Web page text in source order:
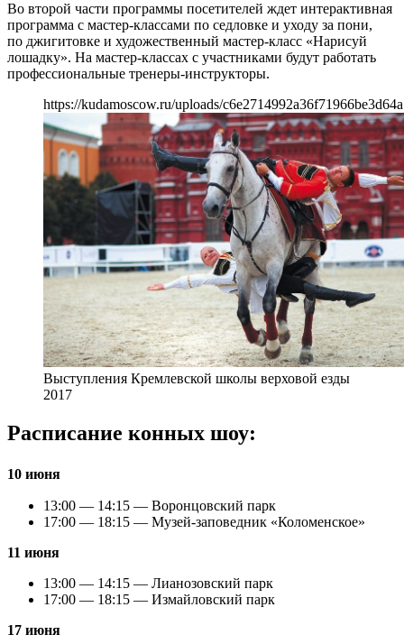
Во второй части программы посетителей ждет интерактивная
программа с мастер-классами по седловке и уходу за пони,
по джигитовке и художественный мастер-класс «Нарисуй
лошадку». На мастер-классах с участниками будут работать
профессиональные тренеры-инструкторы.
https://kudamoscow.ru/uploads/
Выступления Кремлевской школы верховой езды
2017
Расписание конных шоу:
10 июня
13:00 — 14:15 — Воронцовский парк
17:00 — 18:15 — Музей-заповедник «Коломенское»
11 июня
13:00 — 14:15 — Лианозовский парк
17:00 — 18:15 — Измайловский парк
17 июня